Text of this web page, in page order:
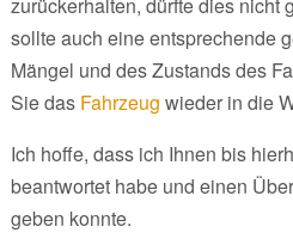
sollte auch eine entsprechende
Mängel und des Zustands des
Sie das Fahrzeug wieder in die
Ich hoffe, dass ich Ihnen bis
beantwortet habe und einen
geben konnte.